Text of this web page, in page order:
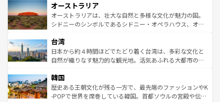
部のニューオーリンズでは、音楽と美食が融合した独特の
文化が魅力。旅行者はアメリカの各地域で異なる魅力を楽
しみながら、その多様性と豊かな歴史を感じることができ
ならではの贅沢な旅のスタイルだ。 なお、新着のアメリカ
情報はコンテンツ一覧を参照してほしい。
ワイ島は見逃せない。また、定番の観光地といえばオアフ
島だが、静かな自然を求めるならマウイ島やカウアイ島が
おすすめ。エメラルドグリーンに輝く海をはじめ、豊かな
れるおもてなしの心で訪れる人々を迎えてくれるハワイの
人々、おいしいローカルフードやハワイアンミュージッ
ク、伝統的なフラダンスなど、すべてがハワイの魅力を彩
ワイを、存分に味わってほしい。 なお、新着のハワイ情報
はコンテンツ一覧を参照してほしい。
オーストラリア
オーストラリアは、壮大な自然と多様な文化が魅力の国。
シドニーのシンボルであるシドニー・オペラハウス、オー
リアリーフや大陸中央部にそびえるウルル（エアーズロッ
ク）、タスマニアの美しい原生林やケアンズの熱帯雨林な
ど、見どころがたくさん。また、カフェやワイン、オージ
いる。アクティビティも充実しており、サーフィンやダイ
ビング、ハイキングなど、アウトドア好きにはたまらな
い。オーストラリアの多彩な魅力を存分に味わいつくそ
台湾
日本から約４時間ほどでたどり着く台湾は、多彩な文化と
自然が織りなす魅力的な観光地。活気あふれる大都市の台
ン）、静ひつな山岳地帯である台湾東部など、都市の喧騒
と山間の静けさが共存しており、訪れる人に新しい発見と
驚きをもたらしてくれる。また、奥深い台湾の食文化も魅
韓国
歴史ある王朝文化が残る一方で、最先端のファッションやK
-POPで世界を席巻している韓国。首都ソウルの宮殿や伝統